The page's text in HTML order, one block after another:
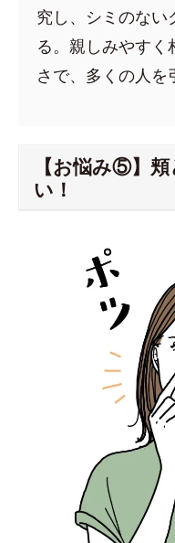
究し、シミのない
る。親しみやすく
さで、多くの人を
【お悩み⑤】
い！